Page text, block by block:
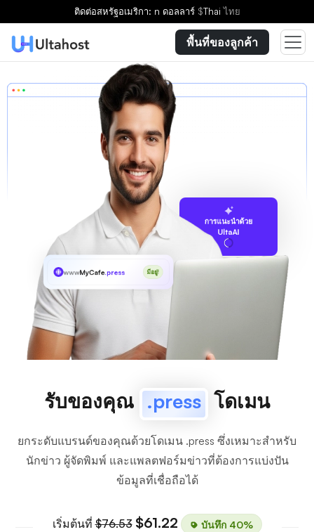
ติดต่อสหรัฐอเมริกา: n ดอลลาร์ $Thaiไทย
พื้นที่ของลูกค้า
การแนะนำด้วย
UltaAI
wwwMyCafe.press มีอยู่!
รับของคุณ .press โดเมน
ยกระดับแบรนด์ของคุณด้วยโดเมน .press ซึ่งเหมาะสำหรับ
นักข่าว ผู้จัดพิมพ์ และแพลตฟอร์มข่าวที่ต้องการแบ่งปัน
ข้อมูลที่เชื่อถือได้
เริ่มต้นที่$76.53 $61.22 บันทึก 40%